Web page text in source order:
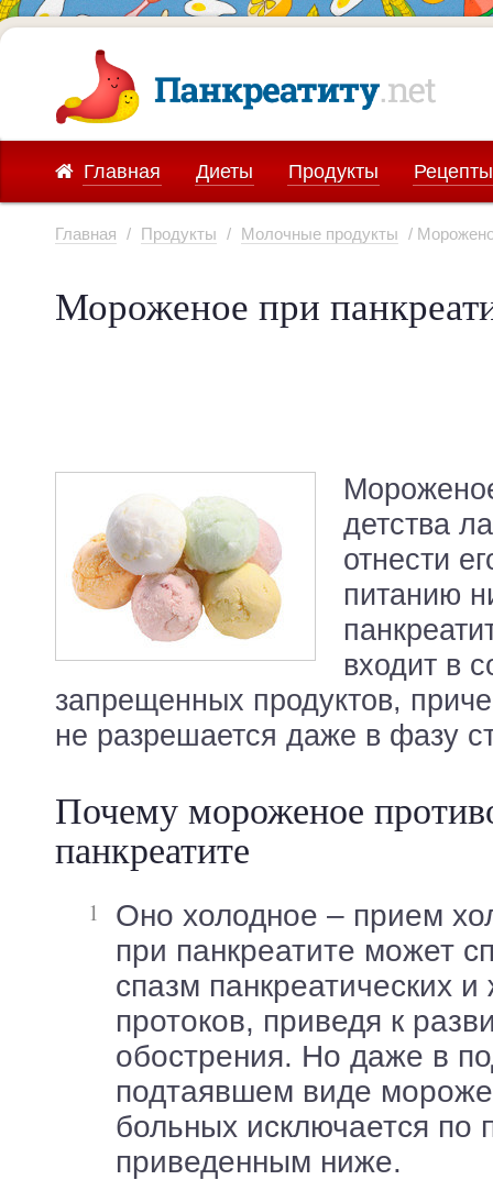
Главная Диеты Продукты Рецепты
Главная / Продукты / Молочные продукты /
Мороженое при
детства
отнести
питанию
входит в
запрещенных продуктов,
не разрешается даже в фазу
Почему мороженое
панкреатите
Оно холодное – прием холодной пищи
при панкреатите может
спазм панкреатических
протоков, приведя к
обострения. Но даже в
подтаявшем виде
больных исключается по
приведенным ниже.